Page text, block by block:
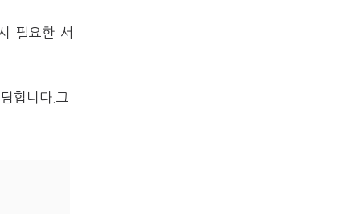
필요한 서
합니다​.그